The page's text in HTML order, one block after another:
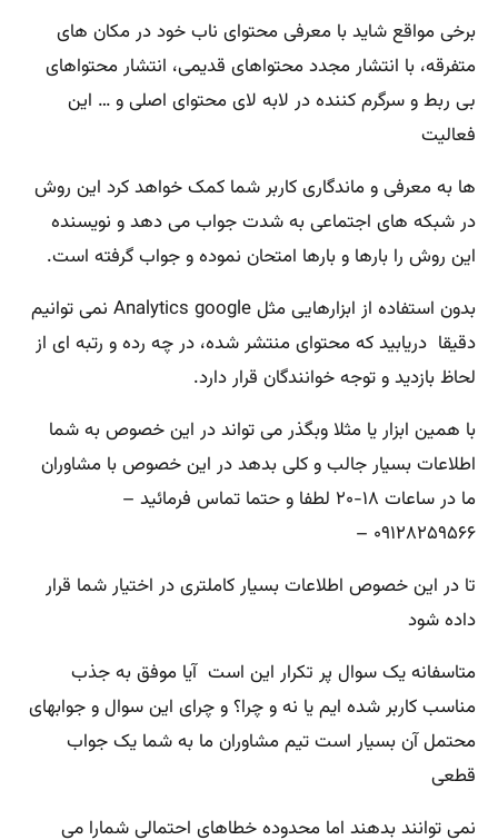
برخی مواقع شاید با معرفی محتوای ناب خود در مکان های
متفرقه، با انتشار مجدد محتواهای قدیمی، انتشار محتواهای
بی ربط و سرگرم کننده در لابه لای محتوای اصلی و … این
فعالیت
ها به معرفی و ماندگاری کاربر شما کمک خواهد کرد این روش
در شبکه های اجتماعی به شدت جواب می دهد و نویسنده
این روش را بارها و بارها امتحان نموده و جواب گرفته است.
بدون استفاده از ابزارهایی مثل Analytics google نمی توانیم
دقیقا دریابید که محتوای منتشر شده، در چه رده و رتبه ای از
لحاظ بازدید و توجه خوانندگان قرار دارد.
با همین ابزار یا مثلا وبگذر می تواند در این خصوص به شما
اطلاعات بسیار جالب و کلی بدهد در این خصوص با مشاوران
ما در ساعات ۱۸-۲۰ لطفا و حتما تماس فرمائید –
۰۹۱۲۸۲۵۹۵۶۶ –
تا در این خصوص اطلاعات بسیار کاملتری در اختیار شما قرار
داده شود
متاسفانه یک سوال پر تکرار این است آیا موفق به جذب
مناسب کاربر شده ایم یا نه و چرا؟ و چرای این سوال و جوابهای
محتمل آن بسیار است تیم مشاوران ما به شما یک جواب
قطعی
نمی توانند بدهند اما محدوده خطاهای احتمالی شمارا می